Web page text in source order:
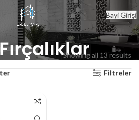
Bayi Girişi
Showing all 13 results
Filtreler